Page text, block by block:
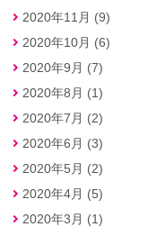
2020年11月 (9)
2020年10月 (6)
2020年9月 (7)
2020年8月 (1)
2020年7月 (2)
2020年6月 (3)
2020年5月 (2)
2020年4月 (5)
2020年3月 (1)